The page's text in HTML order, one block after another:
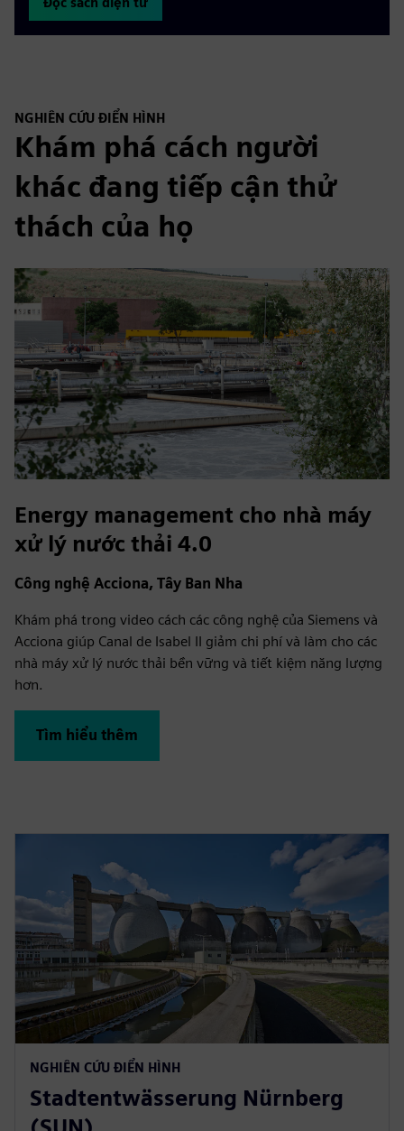
NGHIÊN CỨU ĐIỂN HÌNH
Khám phá cách người
khác đang tiếp cận thử
thách của họ
Energy management cho nhà máy
xử lý nước thải 4.0
Công nghệ Acciona, Tây Ban Nha
Khám phá trong video cách các công nghệ của Siemens và
Acciona giúp Canal de Isabel II giảm chi phí và làm cho các
nhà máy xử lý nước thải bền vững và tiết kiệm năng lượng
hơn.
Tìm hiểu thêm
NGHIÊN CỨU ĐIỂN HÌNH
Stadtentwässerung Nürnberg